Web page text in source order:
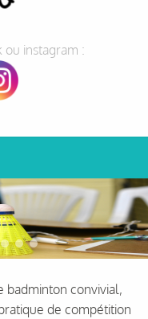
ou instagram :
badminton convivial,
de compétition